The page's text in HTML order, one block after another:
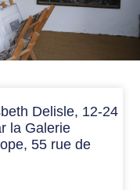
Delisle, 12-24
la Galerie
55 rue de